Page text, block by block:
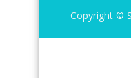
Copyright ©